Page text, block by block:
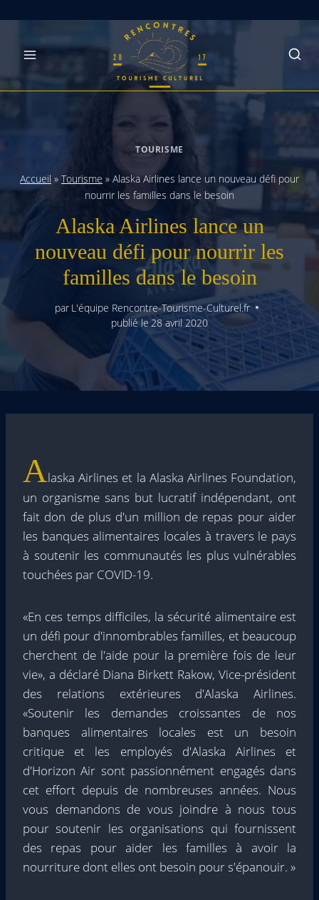
TOURISME
Accueil » Tourisme » Alaska Airlines lance un nouveau défi pour
nourrir les familles dans le besoin
Alaska Airlines lance un
nouveau défi pour nourrir les
familles dans le besoin
par L'équipe Rencontre-Tourisme-Culturel.fr
publié le 28 avril 2020
Alaska Airlines et la Alaska Airlines Foundation,
un organisme sans but lucratif indépendant, ont
fait don de plus d'un million de repas pour aider
les banques alimentaires locales à travers le pays
à soutenir les communautés les plus vulnérables
touchées par COVID-19.
«En ces temps difficiles, la sécurité alimentaire est
un défi pour d'innombrables familles, et beaucoup
cherchent de l'aide pour la première fois de leur
vie», a déclaré Diana Birkett Rakow, Vice-président
des relations extérieures d'Alaska Airlines.
«Soutenir les demandes croissantes de nos
banques alimentaires locales est un besoin
critique et les employés d'Alaska Airlines et
d'Horizon Air sont passionnément engagés dans
cet effort depuis de nombreuses années. Nous
vous demandons de vous joindre à nous tous
pour soutenir les organisations qui fournissent
des repas pour aider les familles à avoir la
nourriture dont elles ont besoin pour s'épanouir. »